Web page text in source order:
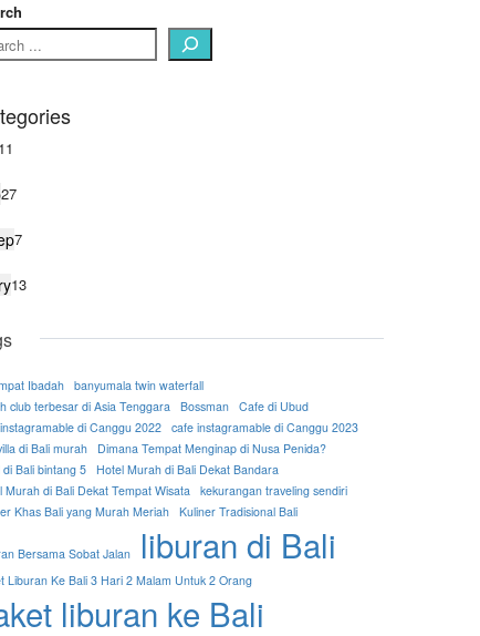
11
27
7
13
Ibadah
banyumala twin waterfall
club terbesar di Asia Tenggara Bossman Cafe di Ubud
di Canggu 2022 cafe instagramable di Canggu 2023
di Bali murah
Dimana Tempat Menginap di Nusa Penida?
di Bali bintang 5
Hotel Murah di Bali Dekat Bandara
Murah di Bali Dekat Tempat Wisata kekurangan traveling sendiri
Khas Bali yang Murah Meriah Kuliner Tradisional Bali
Bersama Sobat Jalan liburan di Bali
Liburan Ke Bali 3 Hari 2 Malam Untuk 2 Orang
liburan ke Bali